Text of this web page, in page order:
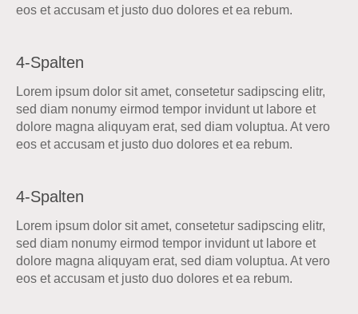
eos et accusam et justo duo dolores et ea rebum.
4-Spalten
Lorem ipsum dolor sit amet, consetetur sadipscing elitr,
sed diam nonumy eirmod tempor invidunt ut labore et
dolore magna aliquyam erat, sed diam voluptua. At vero
eos et accusam et justo duo dolores et ea rebum.
4-Spalten
Lorem ipsum dolor sit amet, consetetur sadipscing elitr,
sed diam nonumy eirmod tempor invidunt ut labore et
dolore magna aliquyam erat, sed diam voluptua. At vero
eos et accusam et justo duo dolores et ea rebum.